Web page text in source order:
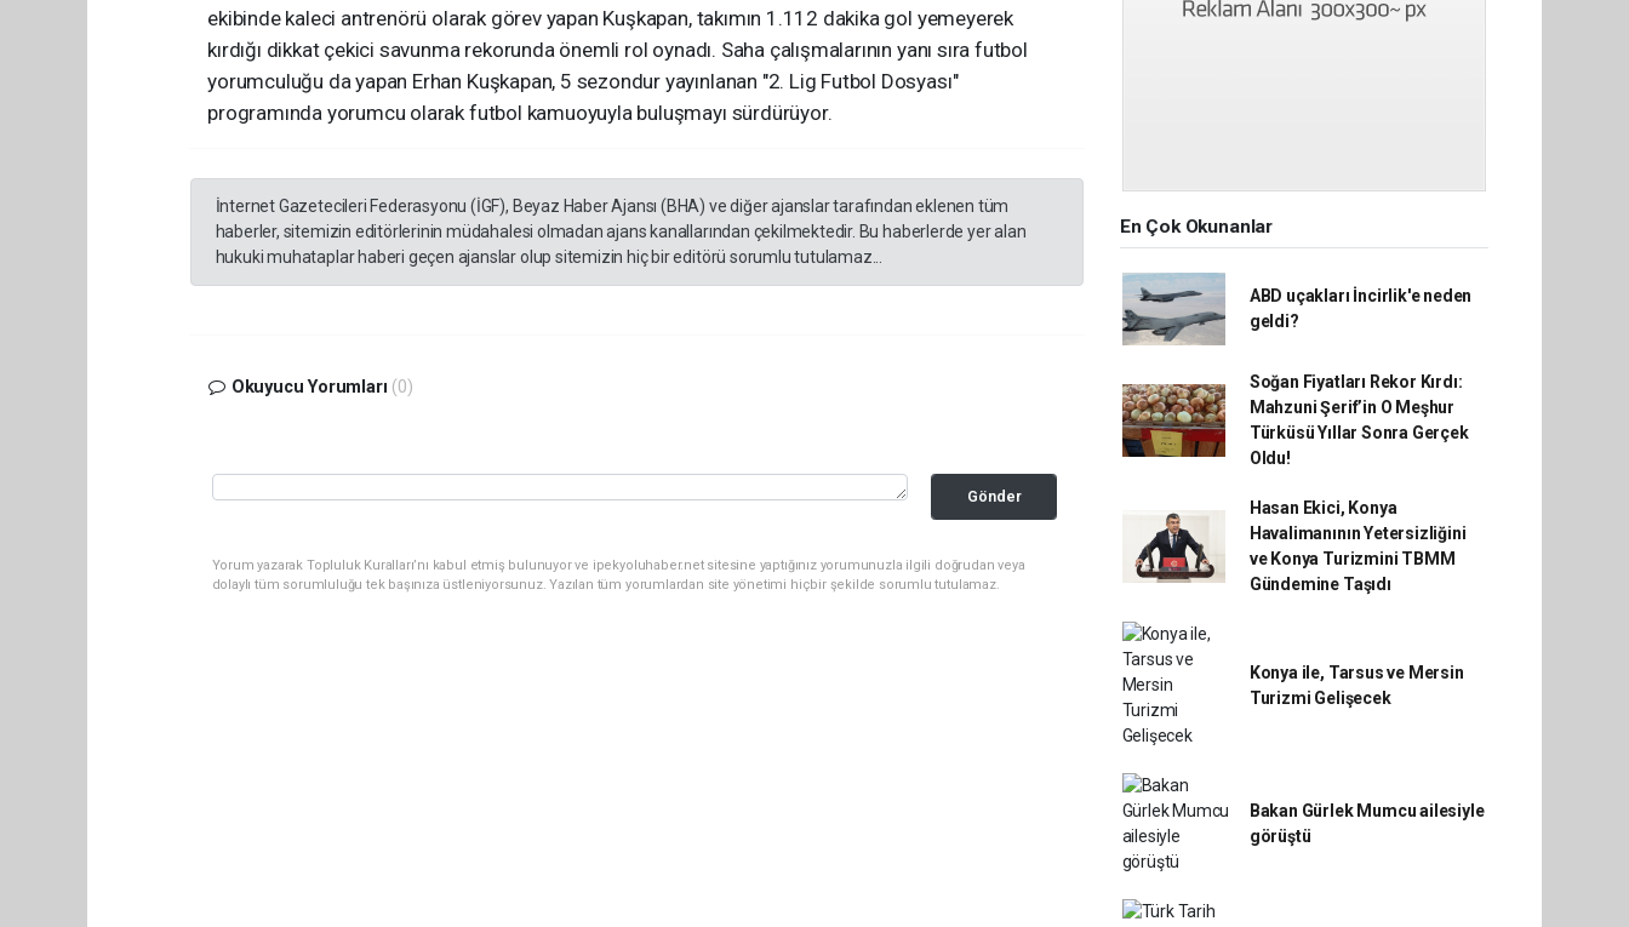
ekibinde kaleci antrenörü olarak görev yapan Kuşkapan, takımın 1.112 dakika gol yemeyerek
kırdığı dikkat çekici savunma rekorunda önemli rol oynadı. Saha çalışmalarının yanı sıra futbol
yorumculuğu da yapan Erhan Kuşkapan, 5 sezondur yayınlanan "2. Lig Futbol Dosyası"
programında yorumcu olarak futbol kamuoyuyla buluşmayı sürdürüyor.
İnternet Gazetecileri Federasyonu (İGF), Beyaz Haber Ajansı (BHA) ve diğer ajanslar tarafından eklenen tüm
haberler, sitemizin editörlerinin müdahalesi olmadan ajans kanallarından çekilmektedir. Bu haberlerde yer alan
hukuki muhataplar haberi geçen ajanslar olup sitemizin hiç bir editörü sorumlu tutulamaz...
Okuyucu Yorumları (0)
Gönder
Yorum yazarak Topluluk Kuralları’nı kabul etmiş bulunuyor ve ipekyoluhaber.net sitesine yaptığınız yorumunuzla ilgili doğrudan veya
dolaylı tüm sorumluluğu tek başınıza üstleniyorsunuz. Yazılan tüm yorumlardan site yönetimi hiçbir şekilde sorumlu tutulamaz.
En Çok Okunanlar
ABD uçakları İncirlik'e neden
geldi?
Soğan Fiyatları Rekor Kırdı:
Mahzuni Şerif’in O Meşhur
Türküsü Yıllar Sonra Gerçek
Oldu!
Hasan Ekici, Konya
Havalimanının Yetersizliğini
ve Konya Turizmini TBMM
Gündemine Taşıdı
Konya ile, Tarsus ve Mersin
Turizmi Gelişecek
Bakan Gürlek Mumcu ailesiyle
görüştü